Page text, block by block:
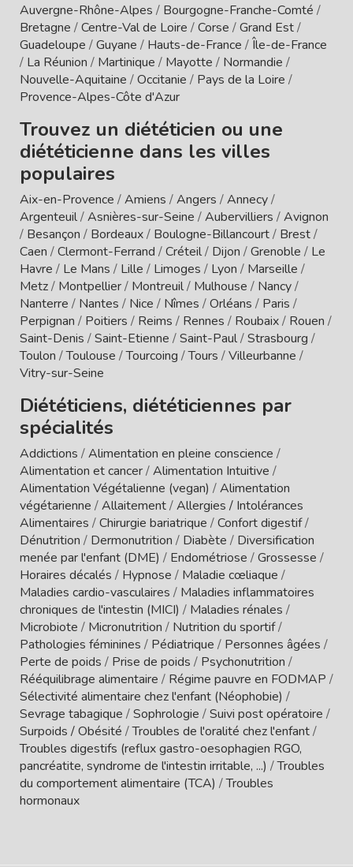
Auvergne-Rhône-Alpes / Bourgogne-Franche-Comté /
Bretagne /Centre-Val de Loire /Corse /Grand Est/
Guadeloupe /Guyane / Hauts-de-France /Île-de-France
/ La Réunion / Martinique / Mayotte / Normandie /
Nouvelle-Aquitaine /Occitanie / Pays de la Loire /
Provence-Alpes-Côte d'Azur
Trouvez un diététicien ou une
diététicienne dans les villes
populaires
Aix-en-Provence /Amiens /Angers /Annecy/
Argenteuil/Asnières-sur-Seine /Aubervilliers /Avignon
/ Besançon / Bordeaux/ Boulogne-Billancourt/ Brest/
Caen /Clermont-Ferrand /Créteil/ Dijon /Grenoble / Le
Havre / Le Mans / Lille / Limoges / Lyon / Marseille /
Metz/ Montpellier/ Montreuil/ Mulhouse / Nancy/
Nanterre / Nantes / Nice / Nîmes /Orléans / Paris /
Perpignan / Poitiers / Reims / Rennes / Roubaix/ Rouen /
Saint-Denis /Saint-Etienne /Saint-Paul/Strasbourg /
Toulon /Toulouse /Tourcoing /Tours /Villeurbanne /
Vitry-sur-Seine
Diététiciens, diététiciennes par
spécialités
Addictions /Alimentation en pleine conscience /
Alimentation et cancer/Alimentation Intuitive /
Alimentation Végétalienne (vegan) /Alimentation
végétarienne /Allaitement/Allergies / Intolérances
Alimentaires /Chirurgie bariatrique /Confort digestif/
Dénutrition / Dermonutrition / Diabète / Diversification
menée par l'enfant (DME) / Endométriose /Grossesse /
Horaires décalés / Hypnose / Maladie cœliaque /
Maladies cardio-vasculaires / Maladies inflammatoires
chroniques de l'intestin (MICI) / Maladies rénales /
Microbiote / Micronutrition / Nutrition du sportif/
Pathologies féminines / Pédiatrique / Personnes âgées /
Perte de poids / Prise de poids / Psychonutrition /
Rééquilibrage alimentaire / Régime pauvre en FODMAP /
Sélectivité alimentaire chez l'enfant (Néophobie) /
Sevrage tabagique /Sophrologie /Suivi post opératoire /
Surpoids / Obésité /Troubles de l'oralité chez l'enfant/
Troubles digestifs (reflux gastro-oesophagien RGO,
pancréatite, syndrome de l'intestin irritable, ...) /Troubles
du comportement alimentaire (TCA) /Troubles
hormonaux